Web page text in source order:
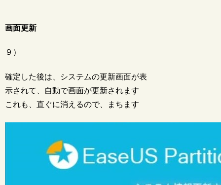
画面更新
９）
確定した後は、システムの更新画面が表
示されて、自動で画面が更新されます
これも、直ぐに消えるので、まちます